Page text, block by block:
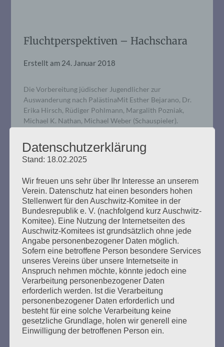
Fluchtperspektiven – Hachschara
Erstellt am 24. Januar 2018
Die Vorbereitung jüdischer Jugendlicher zur
Auswanderung nach PalästinaMit Esther Bejarano, Dr.
Erika Hirsch, Rüdiger Pohlmann, Margalith Pozniak,
Michael K. Nathan, Michael Weber (Schauspieler).
Begleitung: A Mekhaye: Maike Spieker (Klarinette), Taly
Almagor (Geige, Gesang), Stefan Goreiski
(Knopfakkordeon, Gesang) und Shekib Mosadeq
eigener Hände Arbeit und…
mehr ...
GEGEN DAS VERGESSEN
Erstellt am 8. November 2017
Veranstaltung des Auschwitz-Komitees zum Gedenken
an die Pogromnacht 1938 „Damit es die ganze Welt
Datenschutzerklärung
Stand: 18.02.2025
Wir freuen uns sehr über Ihr Interesse an unserem
Verein. Datenschutz hat einen besonders hohen
Stellenwert für den Auschwitz-Komitee in der
Bundesrepublik e. V. (nachfolgend kurz Auschwitz-
Komitee). Eine Nutzung der Internetseiten des
Auschwitz-Komitees ist grundsätzlich ohne jede
Angabe personenbezogener Daten möglich.
Sofern eine betroffene Person besondere Services
unseres Vereins über unsere Internetseite in
Anspruch nehmen möchte, könnte jedoch eine
Verarbeitung personenbezogener Daten
erforderlich werden. Ist die Verarbeitung
personenbezogener Daten erforderlich und
besteht für eine solche Verarbeitung keine
gesetzliche Grundlage, holen wir generell eine
Einwilligung der betroffenen Person ein.